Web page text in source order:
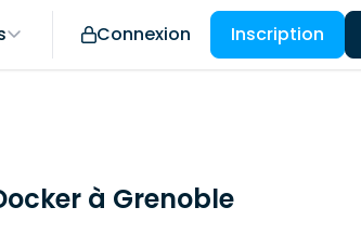
Connexion Inscription
à Grenoble